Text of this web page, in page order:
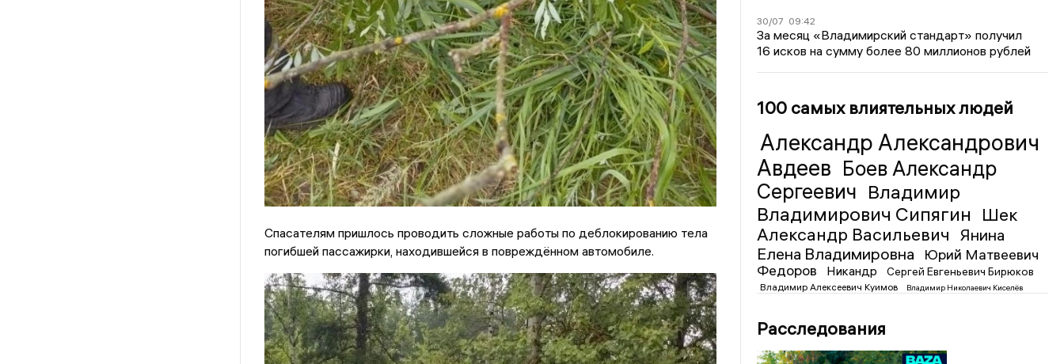
Спасателям пришлось проводить сложные работы по деблокированию тела
погибшей пассажирки, находившейся в повреждённом автомобиле.
30/07 09:42
За месяц «Владимирский стандарт» получил
16 исков на сумму более 80 миллионов рублей
100 самых влиятельных людей
Александр Александрович
Авдеев Боев Александр
Сергеевич Владимир
Владимирович Сипягин Шек
Александр Васильевич
Янина
Елена Владимировна
Юрий Матвеевич
Федоров
Никандр Сергей Евгеньевич Бирюков
Владимир Алексеевич Куимов Владимир Николаевич Киселёв
Расследования